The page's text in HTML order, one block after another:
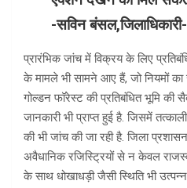
-सविन बंसल,जिलाधिकारी-
प्रारंभिक जांच में विक्रय के लिए
के मामले भी सामने आए हैं, जो नियमों
गोल्डन फॉरेस्ट की प्रतिबंधित भूमि की
जानकारी भी प्राप्त हुई है. जिसमें
की भी जांच की जा रही है. जिला
अवैधानिक रजिस्ट्रियों से न केवल
के साथ धोखाधड़ी जैसी स्थिति भी